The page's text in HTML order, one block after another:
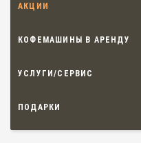
АКЦИИ
КОФЕМАШИНЫ В АРЕНДУ
УСЛУГИ/СЕРВИС
ПОДАРКИ